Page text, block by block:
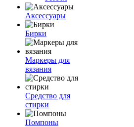
Аксессуары
Бирки
Маркеры для
вязания
Средство для
стирки
Помпоны